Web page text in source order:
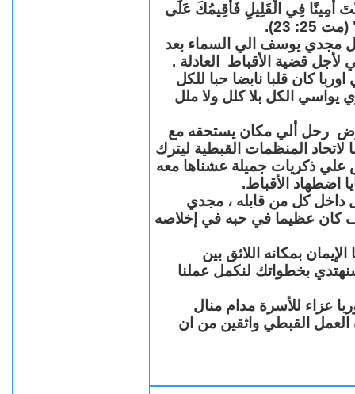
أَمِينًا فِي الْقَلِيلِ فَأُقِيمُكَ عَلَى
23).
مجدي يوسف الي السماء بعد
قضية الأقباط العادلة .
كان قلبا نابضا حبا للكل
يواسي الكل بلا كلل ولا ملل
رحل ألي مكان يستحقه مع
المنظمات القبطية ليترك
علي ذكريات جميلة عشناها معه
اضطهاد الأقباط.
داخل كل من قابله ، مجدي
عظيما في حبه في إخلاصه
بمكانه اللائق بين
بخطواتك لنكمل عملنا
عزاء للأسرة مدام منال
العمل القبطي واثقين من ان